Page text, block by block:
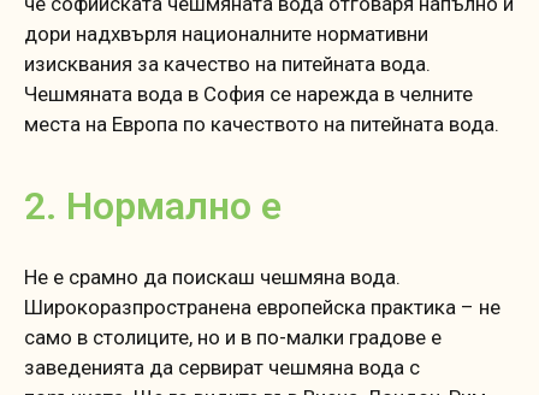
дори надхвърля националните нормативни
изисквания за качество на питейната вода.
Чешмяната вода в София се нарежда в челните
места на Европа по качеството на питейната вода.
2. Нормално е
Не е срамно да поискаш чешмяна вода.
Широкоразпространена европейска практика – не
само в столиците, но и в по-малки градове е
заведенията да сервират чешмяна вода с